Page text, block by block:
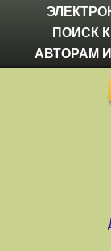
ПОИСК
АВТОРАМ